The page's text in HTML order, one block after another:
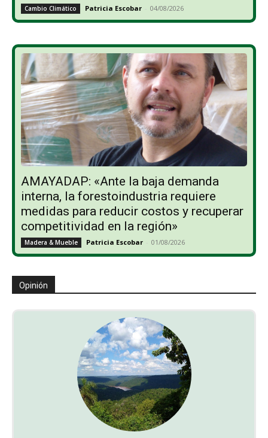
Cambio Climático Patricia Escobar - 04/08/2026
AMAYADAP: «Ante la baja demanda
interna, la forestoindustria requiere
medidas para reducir costos y recuperar
competitividad en la región»
Madera & Mueble Patricia Escobar - 01/08/2026
Opinión